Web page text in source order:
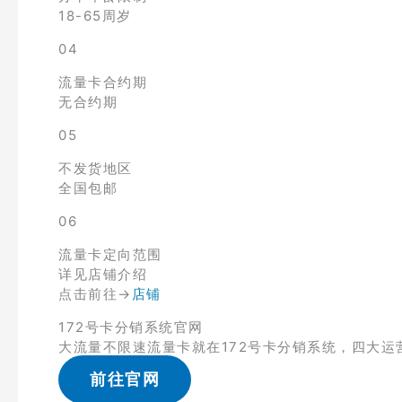
18-65周岁
04
流量卡合约期
无合约期
05
不发货地区
全国包邮
06
流量卡定向范围
详见店铺介绍
点击前往→ 店铺
172号卡分销系统官网
大流量不限速流量卡就在172号卡分销系统，四大运
前往官网